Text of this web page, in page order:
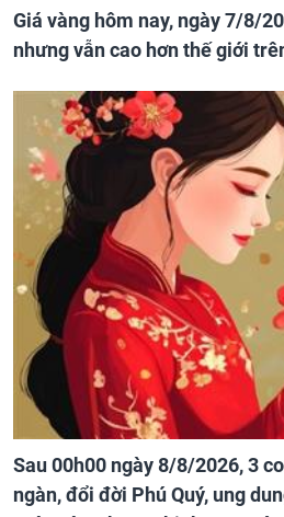
Giá vàng hôm nay, ngày 7/8/
nhưng vẫn cao hơn thế giới
Sau 00h00 ngày 8/8/2026, 3
ngàn, đổi đời Phú Quý, ung